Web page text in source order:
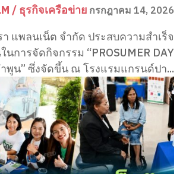
/ ธุรกิจเครือข่าย กรกฎาคม 14, 2026
แพลนเน็ต จำกัด ประสบความสำเร็จ
การจัดกิจกรรม “PROSUMER DAY
พูน” ซึ่งจัดขึ้น ณ โรงแรมแกรนด์ปา...